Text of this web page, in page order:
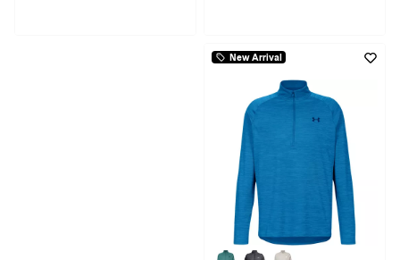
New Arrival